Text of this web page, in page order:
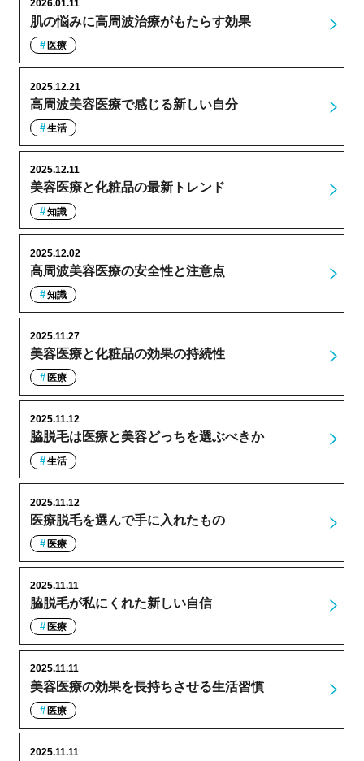
肌の悩みに高周波治療がもたらす効果
2026.01.11
医療
高周波美容医療で感じる新しい自分
2025.12.21
生活
美容医療と化粧品の最新トレンド
2025.12.11
知識
高周波美容医療の安全性と注意点
2025.12.02
知識
美容医療と化粧品の効果の持続性
2025.11.27
医療
脇脱毛は医療と美容どっちを選ぶべきか
2025.11.12
生活
医療脱毛を選んで手に入れたもの
2025.11.12
医療
脇脱毛が私にくれた新しい自信
2025.11.11
医療
美容医療の効果を長持ちさせる生活習慣
2025.11.11
医療
2025.11.11